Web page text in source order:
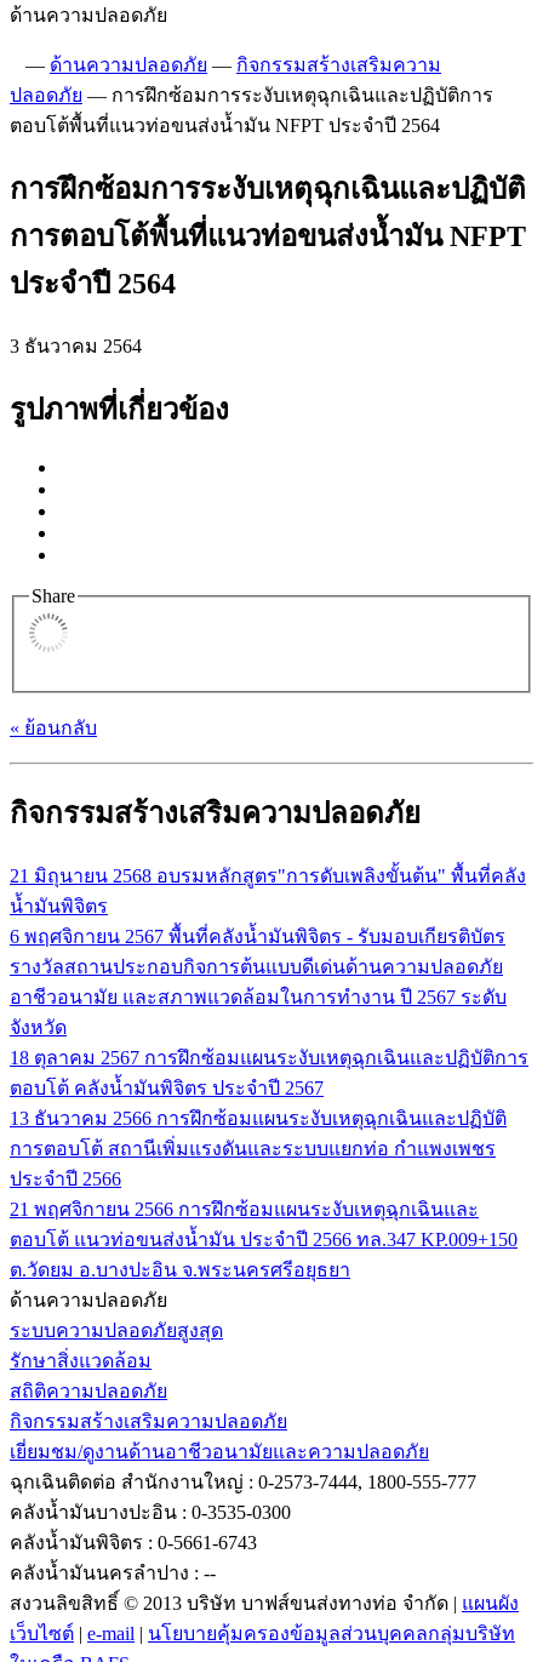
ด้านความปลอดภัย
— ด้านความปลอดภัย — กิจกรรมสร้างเสริมความ
ปลอดภัย — การฝึกซ้อมการระงับเหตุฉุกเฉินและปฏิบัติการ
ตอบโต้พื้นที่แนวท่อขนส่งน้ำมัน NFPT ประจำปี 2564
การฝึกซ้อมการระงับเหตุฉุกเฉินและปฏิบัติ
การตอบโต้พื้นที่แนวท่อขนส่งน้ำมัน NFPT
ประจำปี 2564
3 ธันวาคม 2564
รูปภาพที่เกี่ยวข้อง
Share
« ย้อนกลับ
กิจกรรมสร้างเสริมความปลอดภัย
21 มิถุนายน 2568 อบรมหลักสูตร"การดับเพลิงขั้นต้น" พื้นที่คลัง
น้ำมันพิจิตร
6 พฤศจิกายน 2567 พื้นที่คลังน้ำมันพิจิตร - รับมอบเกียรติบัตร
รางวัลสถานประกอบกิจการต้นแบบดีเด่นด้านความปลอดภัย
อาชีวอนามัย และสภาพแวดล้อมในการทำงาน ปี 2567 ระดับ
จังหวัด
18 ตุลาคม 2567 การฝึกซ้อมแผนระงับเหตุฉุกเฉินและปฏิบัติการ
ตอบโต้ คลังน้ำมันพิจิตร ประจำปี 2567
13 ธันวาคม 2566 การฝึกซ้อมแผนระงับเหตุฉุกเฉินและปฏิบัติ
การตอบโต้ สถานีเพิ่มแรงดันและระบบแยกท่อ กำแพงเพชร
ประจำปี 2566
21 พฤศจิกายน 2566 การฝึกซ้อมแผนระงับเหตุฉุกเฉินและ
ตอบโต้ แนวท่อขนส่งน้ำมัน ประจำปี 2566 ทล.347 KP.009+150
ต.วัดยม อ.บางปะอิน จ.พระนครศรีอยุธยา
ด้านความปลอดภัย
ระบบความปลอดภัยสูงสุด
รักษาสิ่งแวดล้อม
สถิติความปลอดภัย
กิจกรรมสร้างเสริมความปลอดภัย
เยี่ยมชม/ดูงานด้านอาชีวอนามัยและความปลอดภัย
ฉุกเฉินติดต่อ สำนักงานใหญ่ : 0-2573-7444, 1800-555-777
คลังน้ำมันบางปะอิน : 0-3535-0300
คลังน้ำมันพิจิตร : 0-5661-6743
คลังน้ำมันนครลำปาง : --
สงวนลิขสิทธิ์ © 2013 บริษัท บาฟส์ขนส่งทางท่อ จำกัด | แผนผัง
เว็บไซต์ | e-mail | นโยบายคุ้มครองข้อมูลส่วนบุคคลกลุ่มบริษัท